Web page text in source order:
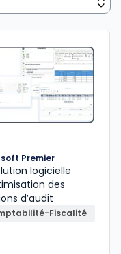
Premier
logicielle
des
d’audit
Fiscalité